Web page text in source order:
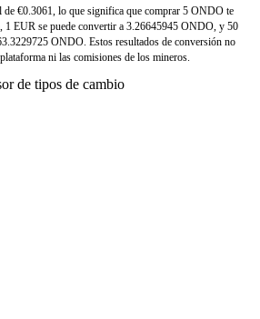
€0.3061, lo que significa que comprar 5 ONDO te
1 EUR se puede convertir a 3.26645945 ONDO, y 50
ONDO. Estos resultados de conversión no
ni las comisiones de los mineros.
de tipos de cambio